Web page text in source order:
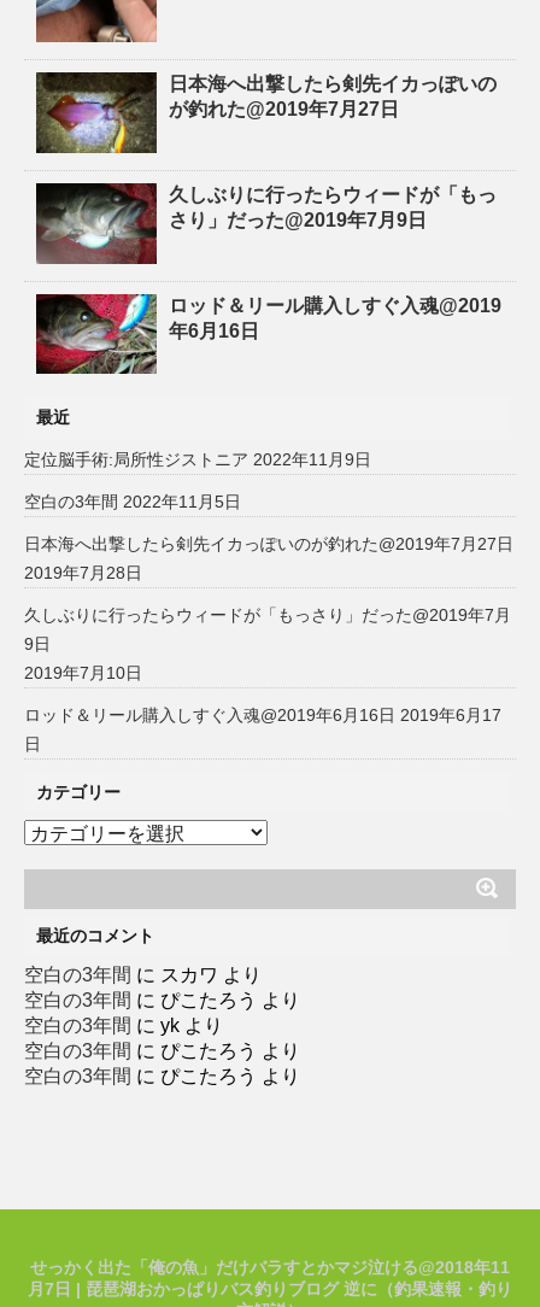
日本海へ出撃したら剣先イカっぽいの
が釣れた@2019年7月27日
久しぶりに行ったらウィードが「もっ
さり」だった@2019年7月9日
ロッド＆リール購入しすぐ入魂@2019
年6月16日
最近
定位脳手術:局所性ジストニア 2022年11月9日
空白の3年間 2022年11月5日
日本海へ出撃したら剣先イカっぽいのが釣れた@2019年7月27日
2019年7月28日
久しぶりに行ったらウィードが「もっさり」だった@2019年7月
9日
2019年7月10日
ロッド＆リール購入しすぐ入魂@2019年6月16日 2019年6月17
日
カテゴリー
カ
リ
ー最近のコメント
空白の3年間 に スカワ より
空白の3年間 に ぴこたろう より
空白の3年間 に yk より
空白の3年間 に ぴこたろう より
空白の3年間 に ぴこたろう より
せっかく出た「俺の魚」だけバラすとかマジ泣ける@2018年11
月7日 | 琵琶湖おかっぱりバス釣りブログ 逆に（釣果速報・釣り